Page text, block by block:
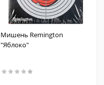
Мишень Remington
"Яблоко"